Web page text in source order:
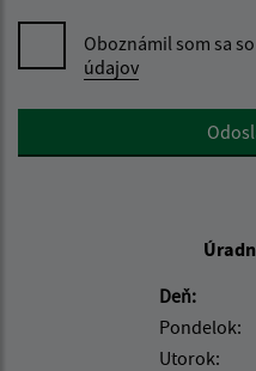
Oboznámil som sa so
údajov
Google reCaptcha Response
Deň:
Pondelok:
Utorok: